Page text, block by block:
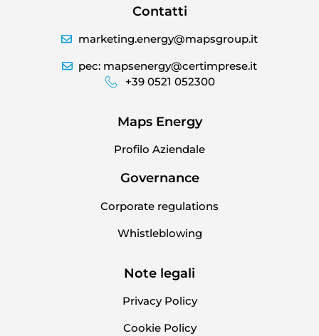
Contatti
marketing.energy@mapsgroup.it
pec: mapsenergy@certimprese.it
+39 0521 052300
Maps Energy
Profilo Aziendale
Governance
Corporate regulations
Whistleblowing
Note legali
Privacy Policy
Cookie Policy